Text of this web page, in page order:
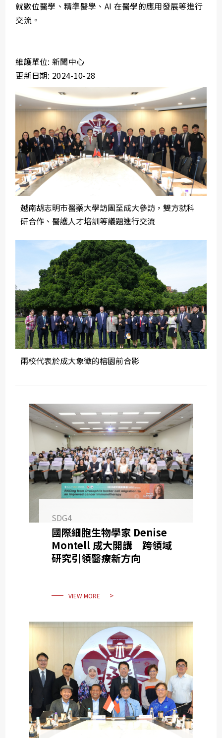
就數位醫學、精準醫學、AI 在醫學的應用發展等進行
交流。
維護單位: 新聞中心
更新日期: 2024-10-28
越南胡志明市醫藥大學訪團至成大參訪，雙方就科
研合作、醫護人才培訓等議題進行交流
兩校代表於成大象徵的榕園前合影
SDG4
國際細胞生物學家 Denise
Montell 成大開講 跨領域
研究引領醫療新方向
VIEW MORE